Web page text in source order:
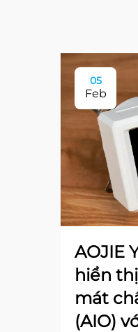
05
Feb
AOJIE
hiển
mát
(AIO)